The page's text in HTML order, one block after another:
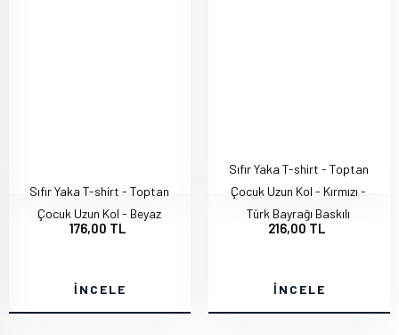
Sıfır Yaka T-shirt - Toptan
Çocuk Uzun Kol - Beyaz
176,00 TL
İNCELE
Sıfır Yaka T-shirt - Toptan
Çocuk Uzun Kol - Kırmızı -
Türk Bayrağı Baskılı
216,00 TL
İNCELE